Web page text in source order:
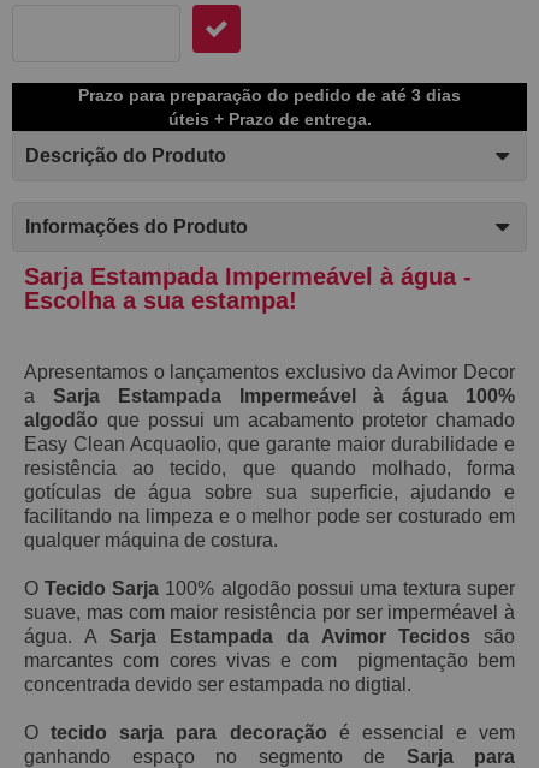
Prazo para preparação do pedido de até 3 dias
úteis + Prazo de entrega.
Descrição do Produto
Informações do Produto
Sarja Estampada Impermeável à água -
Escolha a sua estampa!
Apresentamos o lançamentos exclusivo da Avimor Decor
a Sarja Estampada Impermeável à água 100%
algodão que possui um acabamento protetor chamado
Easy C lean Acquaolio, que garante maior durabilidade e
resistência ao tecido, que quando molhado, forma
gotículas de água sobre sua superficie, ajudando e
facilitando na limpeza e o melhor pode ser costurado em
qualquer máquina de costura.
OTecido Sarja 100% algodão possui uma textura super
suave, mas com maior resistência por ser imperméavel à
água. ASarja Estampada da Avimor Tecidos são
marcantes com cores vivas e com pigmentação bem
concentrada devido ser estampada no digtial.
Otecido sarja para decoração é essencial e vem
ganhando espaço no segmento de Sarja para